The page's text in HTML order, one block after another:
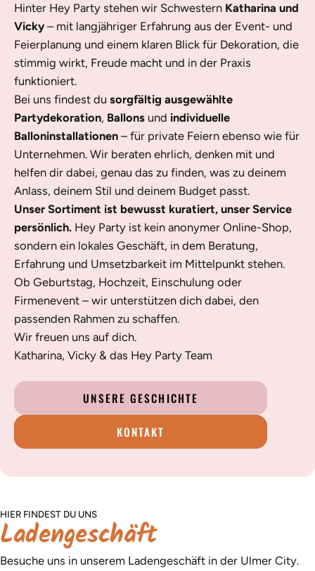
Hinter Hey Party stehen wir Schwestern Katharina und
Vicky– mit langjähriger Erfahrung aus der Event- und
Feierplanung und einem klaren Blick für Dekoration, die
stimmig wirkt, Freude macht und in der Praxis
funktioniert.
Bei uns findest du sorgfältig ausgewählte
Partydekoration, Ballons und individuelle
Balloninstallationen – für private Feiern ebenso wie für
Unternehmen. Wir beraten ehrlich, denken mit und
helfen dir dabei, genau das zu finden, was zu deinem
Anlass, deinem Stil und deinem Budget passt.
Unser Sortiment ist bewusst kuratiert, unser Service
persönlich. Hey Party ist kein anonymer Online-Shop,
sondern ein lokales Geschäft, in dem Beratung,
Erfahrung und Umsetzbarkeit im Mittelpunkt stehen.
Ob Geburtstag, Hochzeit, Einschulung oder
Firmenevent – wir unterstützen dich dabei, den
passenden Rahmen zu schaffen.
Wir freuen uns auf dich.
Katharina, Vicky & das Hey Party Team
UNSERE GESCHICHTE
KONTAKT
HIER FINDEST DU UNS
Ladengeschäft
Besuche uns in unserem Ladengeschäft in der Ulmer City.